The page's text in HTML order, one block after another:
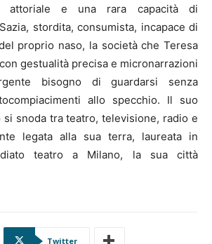
attoriale e una rara capacità di
stordita, consumista, incapace di
proprio naso, la società che Teresa
gestualità precisa e micronarrazioni
bisogno di guardarsi senza
allo specchio. Il suo
snoda tra teatro, televisione, radio e
legata alla sua terra, laureata in
teatro a Milano, la sua città
Twitter